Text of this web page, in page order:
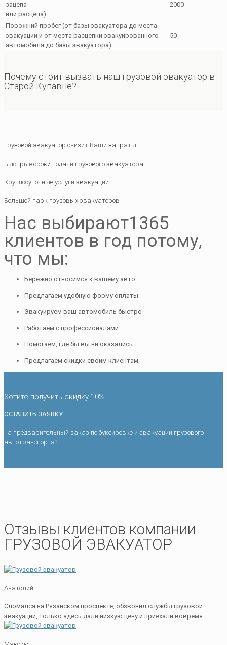
зацепа
или расцепа)
2000
Порожний пробег (от базы эвакуатора до места
эвакуации и от места расцепки эвакуированного
автомобиля до базы эвакуатора)
50
Почему стоит вызвать наш грузовой эвакуатор в
Старой Купавне?
Грузовой эвакуатор снизит Ваши затраты
Быстрые сроки подачи грузового эвакуатора
Круглосуточные услуги эвакуации
Большой парк грузовых эвакуаторов
Нас выбирают1365
клиентов в год потому,
что мы:
Бережно относимся к вашему авто
Предлагаем удобную форму оплаты
Эвакуируем ваш автомобиль быстро
Работаем с профессионалами
Помогаем, где бы вы ни оказались
Предлагаем скидки своим клиентам
Хотите получить скидку 10%
ОСТАВИТЬ ЗАЯВКУ
на предварительный заказ по буксировке и эвакуации грузового
автотранспорта?
Отзывы клиентов компании
ГРУЗОВОЙ ЭВАКУАТОР
Анатолий
Сломался на Рязанском проспекте, обзвонил службы грузовой
эвакуации, только здесь дали низкую цену и приехали вовремя.